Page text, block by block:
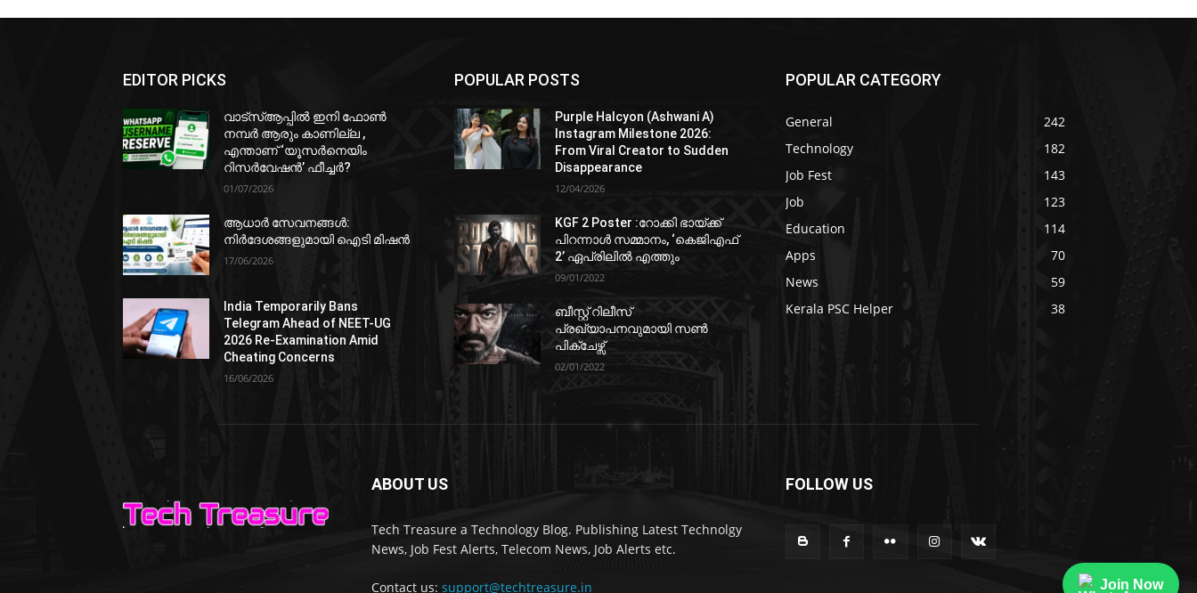
EDITOR PICKS
വാട്‌സ്ആപ്പിൽ ഇനി ഫോൺ
നമ്പർ ആരും കാണില്ല ,
എന്താണ് ‘യൂസർനെയിം
റിസർവേഷൻ’ ഫീച്ചർ?
01/07/2026
ആധാർ സേവനങ്ങൾ:
നിർദേശങ്ങളുമായി ഐടി മിഷൻ
17/06/2026
India Temporarily Bans
Telegram Ahead of NEET-UG
2026 Re-Examination Amid
Cheating Concerns
16/06/2026
POPULAR POSTS
Purple Halcyon (Ashwani A)
Instagram Milestone 2026:
From Viral Creator to Sudden
Disappearance
12/04/2026
KGF 2 Poster :റോക്കി ഭായ്ക്ക്
പിറന്നാൾ സമ്മാനം, ‘കെജിഎഫ്
2’ ഏപ്രിലിൽ എത്തും
09/01/2022
ബീസ്റ്റ് റിലീസ്
പ്രഖ്യാപനവുമായി സണ്‍
പിക്ചേഴ്സ്
02/01/2022
POPULAR CATEGORY
General
242
Technology
182
Job Fest
143
Job
123
Education
114
Apps
70
News
59
Kerala PSC Helper
38
ABOUT US
Tech Treasure a Technology Blog. Publishing Latest Technolgy
News, Job Fest Alerts, Telecom News, Job Alerts etc.
Contact us: support@techtreasure.in
FOLLOW US
Join Now